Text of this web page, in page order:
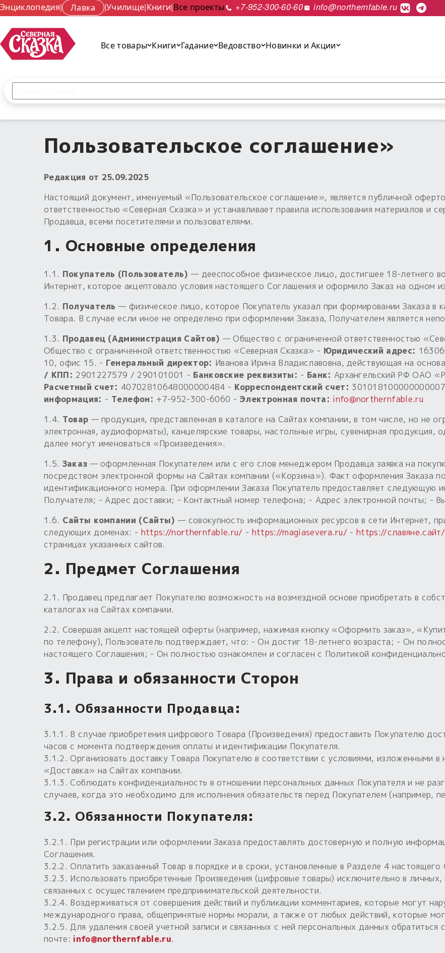
Энциклопедия| Лавка |Училище|Книги|Все проекты +7-952-300-60-60 info@northernfable.ru
Все товары Книги Гадание Ведовство Новинки и Акции
Пользовательское соглашение»
Редакция от 25.09.2025
Настоящий документ, именуемый «Пользовательское соглашение», является публичной
ответственностью «Северная Сказка» и устанавливает правила использования материалов и
Продавца, всеми посетителями и пользователями.
1. Основные определения
1.1. Покупатель (Пользователь) — дееспособное физическое лицо, достигшее 18-летнего
Интернет, которое акцептовало условия настоящего Соглашения и оформило Заказ на одном
1.2. Получатель — физическое лицо, которое Покупатель указал при формировании Заказа в
Товара. В случае если иное не определено при оформлении Заказа, Получателем является
1.3. Продавец (Администрация Сайтов) — Общество с ограниченной ответственностью
Общество с ограниченной ответственностью «Северная Сказка» - Юридический адрес:
10, офис 15. - Генеральный директор: Иванова Ирина Владиславовна, действующая на
/ КПП: 2901227579 / 290101001 - Банковские реквизиты: - Банк: Архангельский РФ ОАО
Расчетный счет: 40702810648000000484 - Корреспондентский счет:
информация: - Телефон: +7-952-300-6060 - Электронная почта: info@northernfable.ru
1.4. Товар — продукция, представленная в каталоге на Сайтах компании, в том числе, но не
электронная, аудиоформаты), канцелярские товары, настольные игры, сувенирная
далее могут именоваться «Произведения».
1.5. Заказ — оформленная Покупателем или с его слов менеджером Продавца заявка на
посредством электронной формы на Сайтах компании («Корзина»). Факт оформления Заказа
идентификационного номера. При оформлении Заказа Покупатель предоставляет
Получателя; - Адрес доставки; - Контактный номер телефона; - Адрес электронной почты; -
1.6. Сайты компании (Сайты) — совокупность информационных ресурсов в сети Интернет,
следующих доменах: - https://northernfable.ru/ - https://magiasevera.ru/ -https://славяне.сайт/
страницах указанных сайтов.
2. Предмет Соглашения
2.1. Продавец предлагает Покупателю возможность на возмездной основе приобретать в
каталогах на Сайтах компании.
2.2. Совершая акцепт настоящей оферты (например, нажимая кнопку «Оформить заказ»,
по телефону), Пользователь подтверждает, что: - Он достиг 18-летнего возраста; - Он
настоящего Соглашения; - Он полностью ознакомлен и согласен с Политикой
3. Права и обязанности Сторон
3.1. Обязанности Продавца:
3.1.1. В случае приобретения цифрового Товара (Произведения) предоставить Покупателю
часов с момента подтверждения оплаты и идентификации Покупателя.
3.1.2. Организовать доставку Товара Покупателю в соответствии с условиями, изложенными
«Доставка» на Сайтах компании.
3.1.3. Соблюдать конфиденциальность в отношении персональных данных Покупателя и не
случаев, когда это необходимо для исполнения обязательств перед Покупателем (например,
3.2. Обязанности Покупателя:
3.2.1. При регистрации или оформлении Заказа предоставлять достоверную и полную
Соглашения.
3.2.2. Оплатить заказанный Товар в порядке и в сроки, установленные в Разделе 4 настоящего
3.2.3. Использовать приобретенные Произведения (цифровые товары) исключительно в
связанных с осуществлением предпринимательской деятельности.
3.2.4. Воздерживаться от совершения действий и публикации комментариев, которые могут
международного права, общепринятые нормы морали, а также от любых действий, которые
3.2.5. Для удаления своей учетной записи и связанных с ней персональных данных
почте: info@northernfable.ru.